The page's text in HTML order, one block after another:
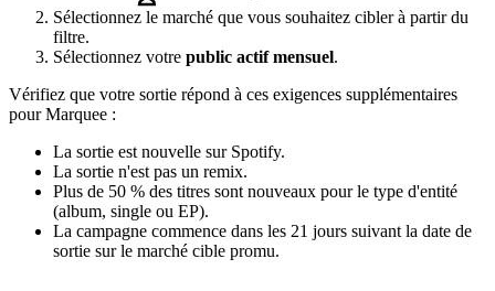
Sélectionnez le marché que vous souhaitez cibler à partir du
filtre.
Sélectionnez votre public actif mensuel.
Vérifiez que votre sortie répond à ces exigences supplémentaires
pour Marquee :
La sortie est nouvelle sur Spotify.
La sortie n'est pas un remix.
Plus de 50 % des titres sont nouveaux pour le type d'entité
(album, single ou EP).
La campagne commence dans les 21 jours suivant la date de
sortie sur le marché cible promu.